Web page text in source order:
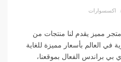
اكسسوارات
مميز يقدم لنا منتجات من
في العالم بأسعار مميزة للغاية
براندس الفعال بموقعنا،